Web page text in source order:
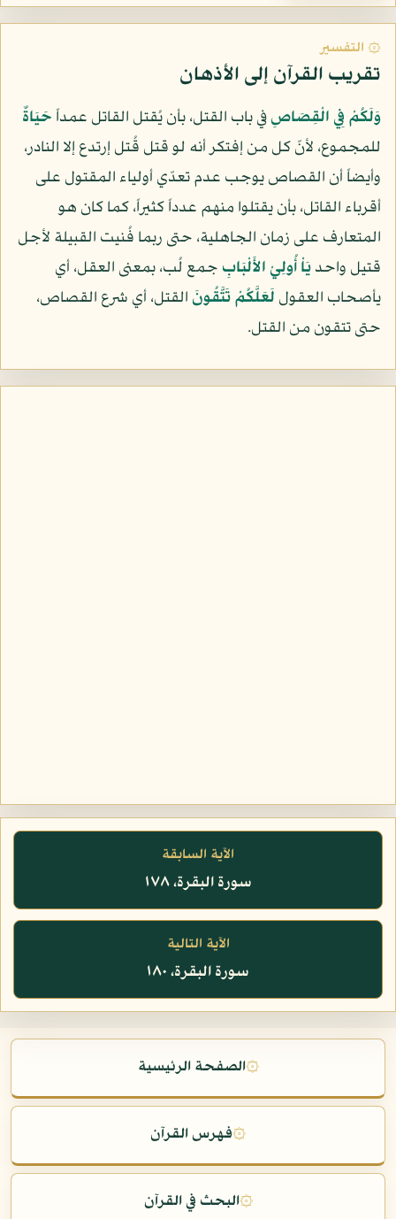
۞ التفسير
تقريب القرآن إلى الأذهان
وَلَكُمْ فِي الْقِصَاصِفي باب القتل، بأن يُقتل القاتل عمداًحَيَاةٌ
للمجموع، لأنّ كل من إفتكر أنه لو قتل قُتل إرتدع إلا النادر،
وأيضاً أن القصاص يوجب عدم تعدّي أولياء المقتول على
أقرباء القاتل، بأن يقتلوا منهم عدداً كثيراً، كما كان هو
المتعارف على زمان الجاهلية، حتى ربما فُنيت القبيلة لأجل
قتيل واحديَاْ أُولِيْ الأَلْبَابِ جمع لُب، بمعنى العقل، أي
يأصحاب العقول لَعَلَّكُمْ تَتَّقُونَ القتل، أي شرع القصاص،
حتى تتقون من القتل.
الآية السابقة
سورة البقرة، ١٧٨
الآية التالية
سورة البقرة، ١٨٠
۞الصفحة الرئيسية
۞فهرس القرآن
۞البحث في القرآن